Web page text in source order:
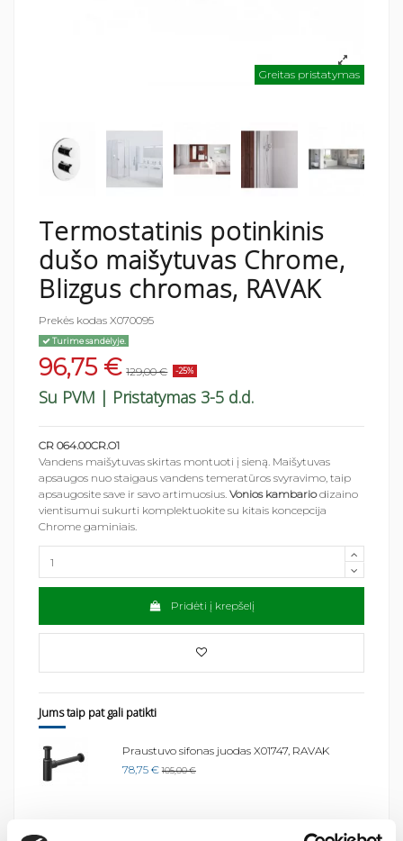
Greitas pristatymas
Termostatinis potinkinis
dušo maišytuvas Chrome,
Blizgus chromas, RAVAK
Prekės kodas X070095
Turime sandėlyje.
96,75 € 129,00 € -25%
Su PVM | Pristatymas 3-5 d.d.
CR 064.00CR.O1
Vandens maišytuvas skirtas montuoti į sieną. Maišytuvas
apsaugos nuo staigaus vandens temeratūros svyravimo, taip
apsaugosite save ir savo artimuosius. Vonios kambariodizaino
vientisumui sukurti komplektuokite su kitais koncepcija
Chrome gaminiais.
Pridėti į krepšelį
Jums taip pat gali patikti
Praustuvo sifonas juodas X01747, RAVAK
78,75 € 105,00 €